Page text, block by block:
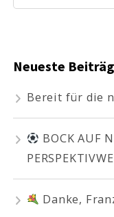
nach:
Neueste
Bereit für die
BOCK AUF
Danke,